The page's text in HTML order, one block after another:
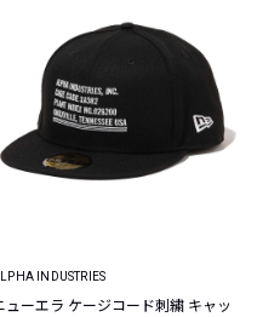
INDUSTRIES
ューエラ ケージコード刺繍 キャッ